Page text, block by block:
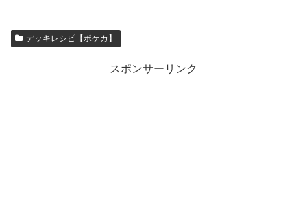
デッキレシピ【ポケカ】
スポンサーリンク